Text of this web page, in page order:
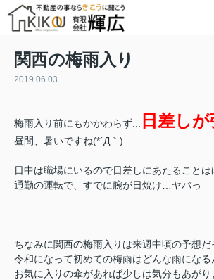
関西の梅雨入り
2019.06.03
梅雨入り前にもかかわらず... 日差しが
昼間、暑いですね(*´Д｀)
日中は職場にいるので日差しにあたること
通勤の運転で、すでに腕が日焼け…ヤバっ
ちなみに関西の梅雨入りは来週中頃の予想だ
令和になって初めての梅雨はどんな雨になる
お気に入りの傘があれば少しは気分もあがり